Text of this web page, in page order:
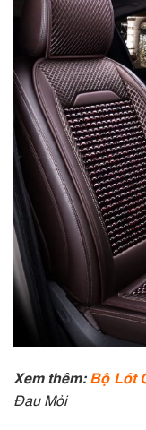
Xem thêm: Bộ Lót
Đau Mỏi